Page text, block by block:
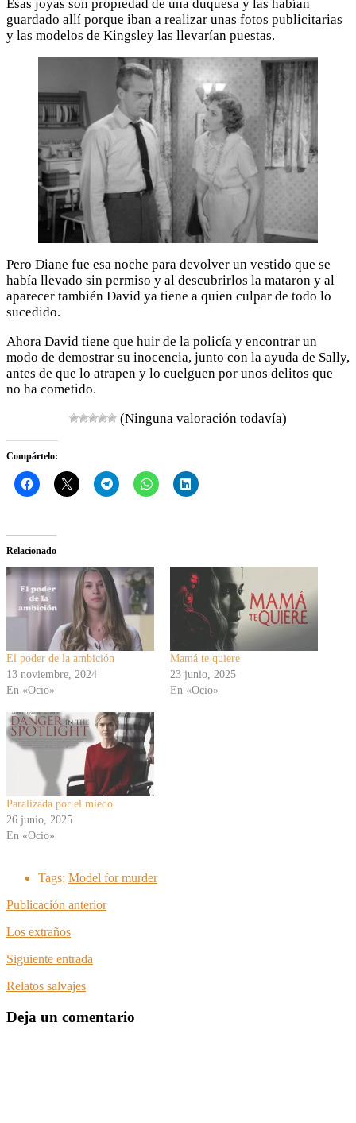
Esas joyas son propiedad de una duquesa y las habían
guardado allí porque iban a realizar unas fotos publicitarias
y las modelos de Kingsley las llevarían puestas.
Pero Diane fue esa noche para devolver un vestido que se
había llevado sin permiso y al descubrirlos la mataron y al
aparecer también David ya tiene a quien culpar de todo lo
sucedido.
Ahora David tiene que huir de la policía y encontrar un
modo de demostrar su inocencia, junto con la ayuda de Sally,
antes de que lo atrapen y lo cuelguen por unos delitos que
no ha cometido.
(Ninguna valoración todavía)
Compártelo:
Relacionado
El poder de la ambición
13 noviembre, 2024
En «Ocio»
Mamá te quiere
23 junio, 2025
En «Ocio»
Paralizada por el miedo
26 junio, 2025
En «Ocio»
Tags: Model for murder
Publicación anterior
Los extraños
Siguiente entrada
Relatos salvajes
Deja un comentario